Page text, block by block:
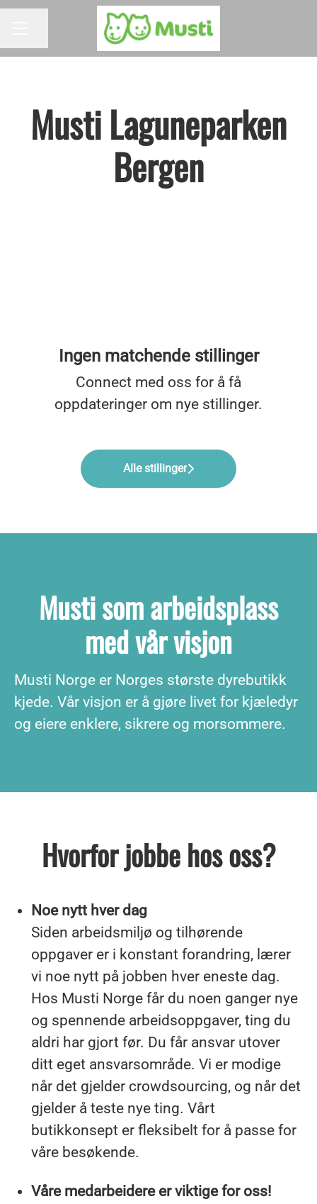
Musti Laguneparken
Bergen
Ingen matchende stillinger
Connect med oss for å få
oppdateringer om nye stillinger.
Alle stillinger
Musti som arbeidsplass
med vår visjon
Musti Norge er Norges største dyrebutikk
kjede. Vår visjon er å gjøre livet for kjæledyr
og eiere enklere, sikrere og morsommere.
Hvorfor jobbe hos oss?
Noe nytt hver dag
Siden arbeidsmiljø og tilhørende
oppgaver er i konstant forandring, lærer
vi noe nytt på jobben hver eneste dag.
Hos Musti Norge får du noen ganger nye
og spennende arbeidsoppgaver, ting du
aldri har gjort før. Du får ansvar utover
ditt eget ansvarsområde. Vi er modige
når det gjelder crowdsourcing, og når det
gjelder å teste nye ting. Vårt
butikkonsept er fleksibelt for å passe for
våre besøkende.
Våre medarbeidere er viktige for oss!